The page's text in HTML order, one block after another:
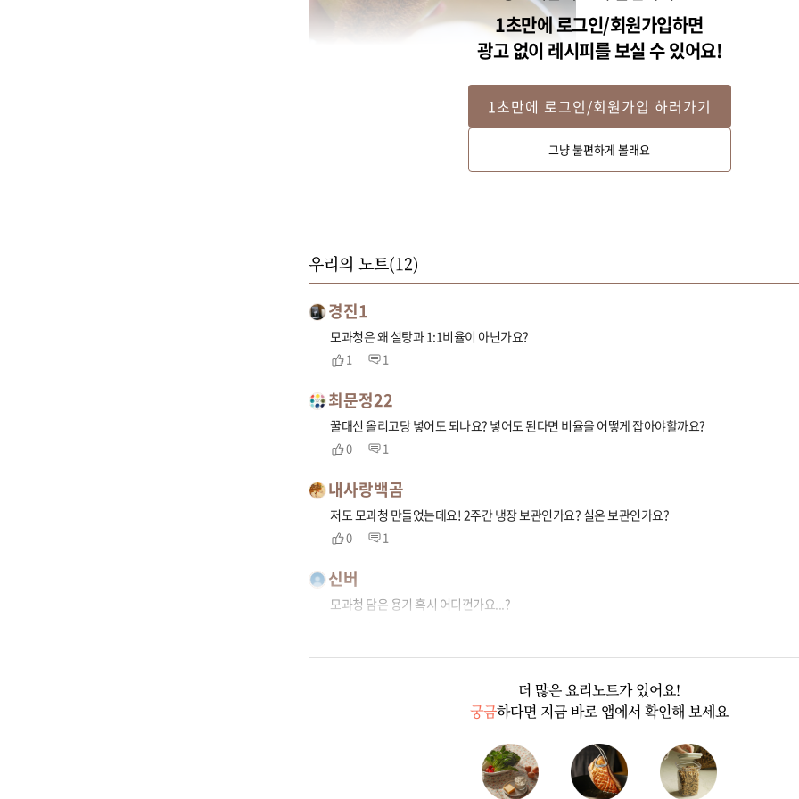
1초만에 로그인/회원가입하면
광고 없이 레시피를 보실 수 있어요!
1초만에 로그인/회원가입 하러가기
그냥 불편하게 볼래요
우리의 노트(12)
경진1
모과청은 왜 설탕과 1:1비율이 아닌가요?
1 1
최문정22
꿀대신 올리고당 넣어도 되나요? 넣어도 된다면 비율을 어떻게 잡아야할까요?
0 1
내사랑백곰
저도 모과청 만들었는데요! 2주간 냉장 보관인가요? 실온 보관인가요?
0 1
신버
모과청 담은 용기 혹시 어디껀가요...?
더 많은 요리노트가 있어요!
궁금하다면 지금 바로 앱에서 확인해 보세요